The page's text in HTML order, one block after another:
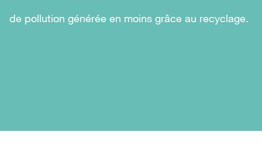
de pollution générée en moins grâce au recyclage.